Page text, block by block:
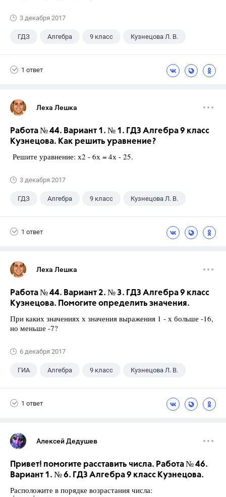
3 декабря 2017
ГДЗ Алгебра 9 класс Кузнецова Л. В.
1 ответ
Леха Лешка
Работа № 44. Вариант 1. № 1. ГДЗ Алгебра 9 класс
Кузнецова. Как решить уравнение?
Решите уравнение: х2 - 6х = 4х - 25.
3 декабря 2017
ГДЗ Алгебра 9 класс Кузнецова Л. В.
1 ответ
Леха Лешка
Работа № 44. Вариант 2. № 3. ГДЗ Алгебра 9 класс
Кузнецова. Помогите определить значения.
При каких значениях х значения выражения 1 - х больше -16,
но меньше -7?
6 декабря 2017
ГИА Алгебра 9 класс Кузнецова Л. В.
1 ответ
Алексей Дедушев
Привет! помогите расставить числа. Работа № 46.
Вариант 1. № 6. ГДЗ Алгебра 9 класс Кузнецова.
Расположите в порядке возрастания числа: